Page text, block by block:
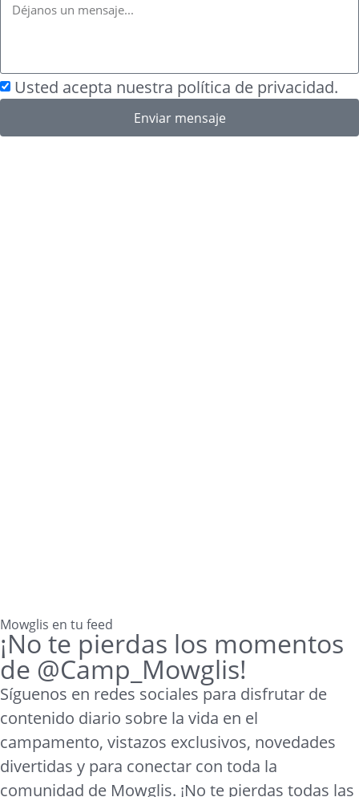
Usted acepta nuestra política de privacidad.
Enviar mensaje
Mowglis en tu feed
¡No te pierdas los momentos
de @Camp_Mowglis!
Síguenos en redes sociales para disfrutar de
contenido diario sobre la vida en el
campamento, vistazos exclusivos, novedades
divertidas y para conectar con toda la
comunidad de Mowglis. ¡No te pierdas todas las